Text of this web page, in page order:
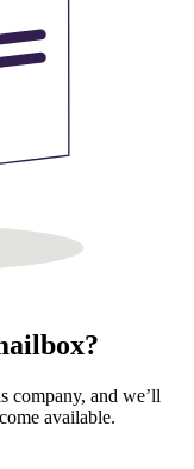
company, and we’ll
available.